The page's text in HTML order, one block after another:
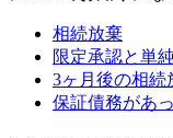
相続放棄
限定承認と単
3ヶ月後の相続
保証債務があ